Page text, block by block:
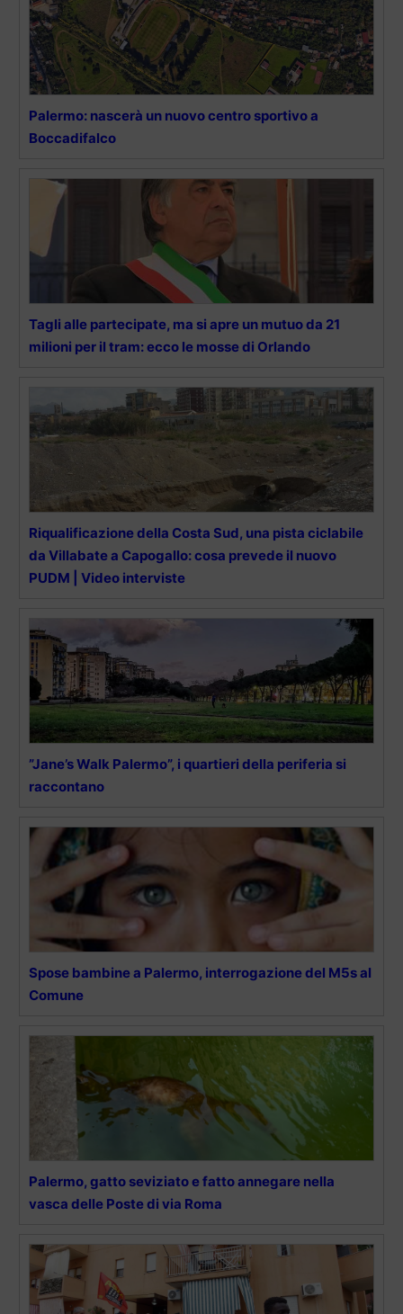
Palermo: nascerà un nuovo centro sportivo a
Boccadifalco
Tagli alle partecipate, ma si apre un mutuo da 21
milioni per il tram: ecco le mosse di Orlando
Riqualificazione della Costa Sud, una pista ciclabile
da Villabate a Capogallo: cosa prevede il nuovo
PUDM | Video interviste
”Jane’s Walk Palermo”, i quartieri della periferia si
raccontano
Spose bambine a Palermo, interrogazione del M5s al
Comune
Palermo, gatto seviziato e fatto annegare nella
vasca delle Poste di via Roma